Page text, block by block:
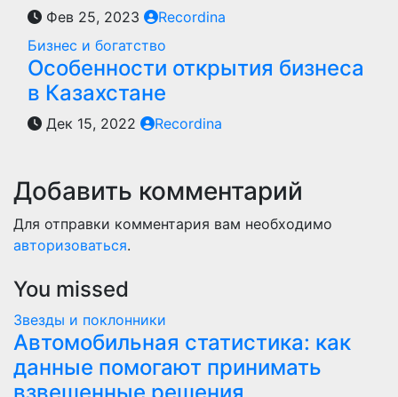
Фев 25, 2023
Recordina
Бизнес и богатство
Особенности открытия бизнеса
в Казахстане
Дек 15, 2022 Recordina
Добавить комментарий
Для отправки комментария вам необходимо
авторизоваться.
You missed
Звезды и поклонники
Автомобильная статистика: как
данные помогают принимать